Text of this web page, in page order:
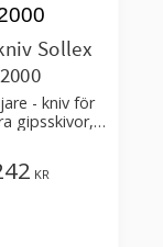
Sollex
2000
- kniv för
gipsskivor,
KR